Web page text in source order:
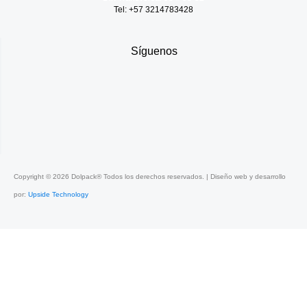
Tel: +57 3214783428
Síguenos
Copyright ©2026 Dolpack® Todos los derechos reservados. | Diseño web y desarrollo
por: Upside Technology